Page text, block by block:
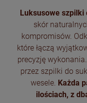
Luksusowe szpilki
skór
kompromisów.
które łączą
precyzję
przez szpilki do
wesele. Każda
ilościach, z